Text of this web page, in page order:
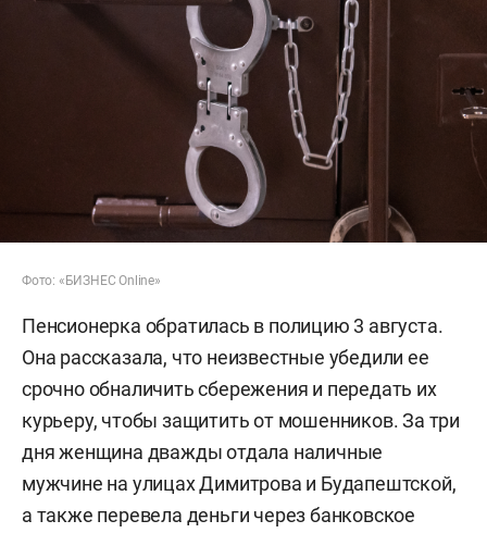
Фото: «БИЗНЕС Online»
Пенсионерка обратилась в полицию 3 августа.
Она рассказала, что неизвестные убедили ее
срочно обналичить сбережения и передать их
курьеру, чтобы защитить от мошенников. За три
дня женщина дважды отдала наличные
мужчине на улицах Димитрова и Будапештской,
а также перевела деньги через банковское